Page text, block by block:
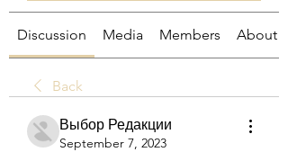
Discussion Media Members About
Back
Выбор Редакции
September 7, 2023